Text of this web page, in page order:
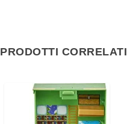
PRODOTTI CORRELATI